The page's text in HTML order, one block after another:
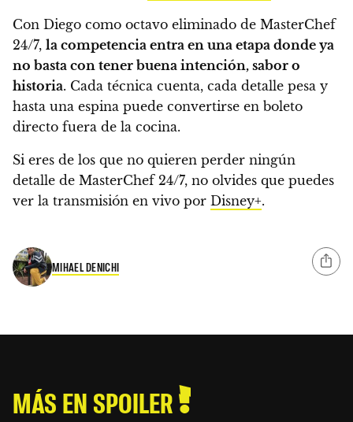
Con Diego como octavo eliminado de MasterChef
24/7, la competencia entra en una etapa donde ya
no basta con tener buena intención, sabor o
historia. Cada técnica cuenta, cada detalle pesa y
hasta una espina puede convertirse en boleto
directo fuera de la cocina.
Si eres de los que no quieren perder ningún
detalle de MasterChef 24/7, no olvides que puedes
ver la transmisión en vivo por Disney+.
MIHAEL DENICHI
MÁS EN SPOILER